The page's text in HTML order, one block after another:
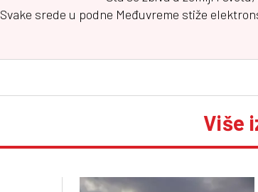
Svake srede u podne Međuvreme stiže
Više